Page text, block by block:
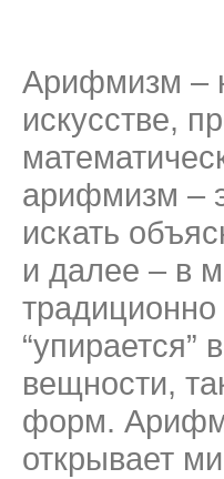
Арифмизм –
искусстве,
арифмизм –
искать
и далее – в
“упирается”
вещности,
форм.
открывает